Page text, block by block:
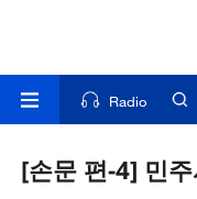
Radio
[손문 편-4] 민